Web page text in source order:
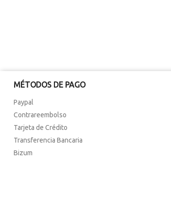
MÉTODOS DE PAGO
Paypal
Contrareembolso
Tarjeta de Crédito
Transferencia Bancaria
Bizum